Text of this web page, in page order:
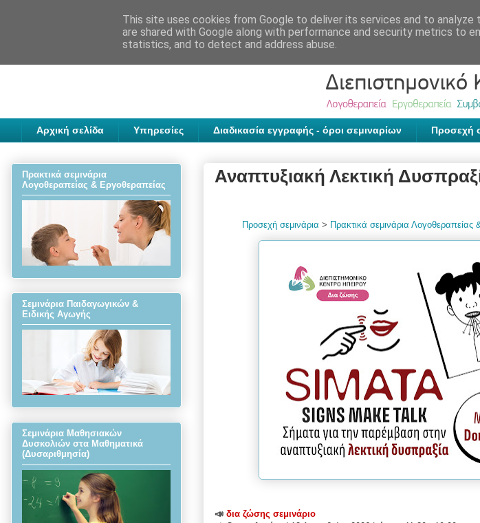
Αρχική σελίδα Υπηρεσίες Διαδικασία εγγραφής - όροι σεμιναρίων Προσεχή
Αναπτυξιακή Λεκτική
Προσεχή σεμινάρια > Πρακτικά σεμινάρια Λογοθεραπείας
📣 δια ζώσης σεμινάριο
Πρακτικά σεμινάρια
Λογοθεραπείας & Εργοθεραπείας
Σεμινάρια Παιδαγωγικών &
Ειδικής Αγωγής
Σεμινάρια Μαθησιακών
Δυσκολιών στα Μαθηματικά
(Δυσαριθμησία)
This site uses cookies from Google to deliver its services and to analyze
are shared with Google along with performance and security metrics to
statistics, and to detect and address abuse.